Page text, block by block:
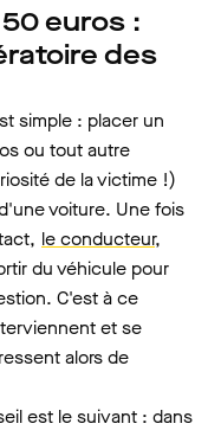
euros :
des
simple : placer un
ou tout autre
de la victime !)
voiture. Une fois
le conducteur,
du véhicule pour
C'est à ce
et se
alors de
est le suivant : dans